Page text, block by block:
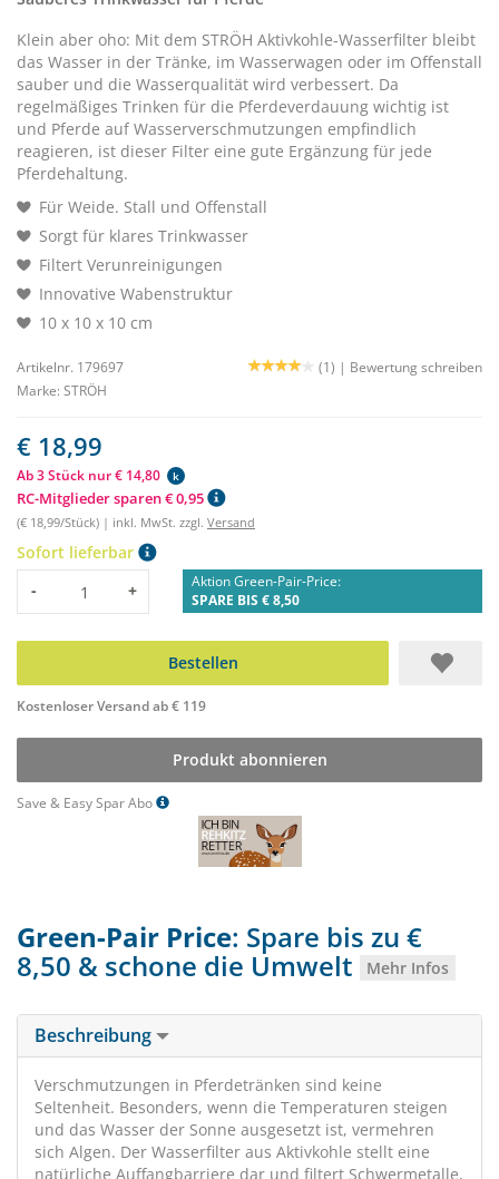
Klein aber oho: Mit dem STRÖH Aktivkohle-Wasserfilter bleibt
das Wasser in der Tränke, im Wasserwagen oder im Offenstall
sauber und die Wasserqualität wird verbessert. Da
regelmäßiges Trinken für die Pferdeverdauung wichtig ist
und Pferde auf Wasserverschmutzungen empfindlich
reagieren, ist dieser Filter eine gute Ergänzung für jede
Pferdehaltung.
Für Weide. Stall und Offenstall
Sorgt für klares Trinkwasser
Filtert Verunreinigungen
Innovative Wabenstruktur
10 x 10 x 10 cm
Artikelnr. 179697 (1) | Bewertung schreiben
Marke: STRÖH
€ 18,99
Ab 3 Stück nur € 14,80 k
RC-Mitglieder sparen € 0,95
(€ 18,99/Stück) | inkl. MwSt. zzgl. Versand
Sofort lieferbar
Menge
- +
Aktion Green-Pair-Price:
SPARE BIS € 8,50
Bestellen
Kostenloser Versand ab € 119
Produkt abonnieren
Save & Easy Spar Abo
Green-Pair Price: Spare bis zu €
8,50 & schone die Umwelt Mehr Infos
Beschreibung
Verschmutzungen in Pferdetränken sind keine
Seltenheit. Besonders, wenn die Temperaturen steigen
und das Wasser der Sonne ausgesetzt ist, vermehren
sich Algen. Der Wasserfilter aus Aktivkohle stellt eine
natürliche Auffangbarriere dar und filtert Schwermetalle,